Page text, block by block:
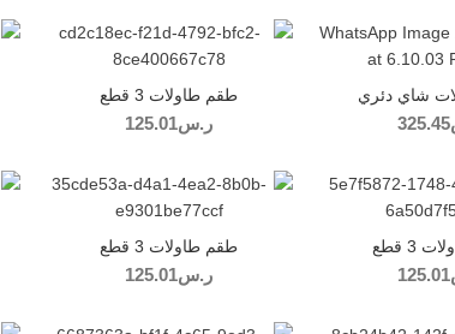
شاي دئري
325.45
طقم طاولات 3 قطع
ر.س125.01
3 قطع
125.01
طقم طاولات 3 قطع
ر.س125.01